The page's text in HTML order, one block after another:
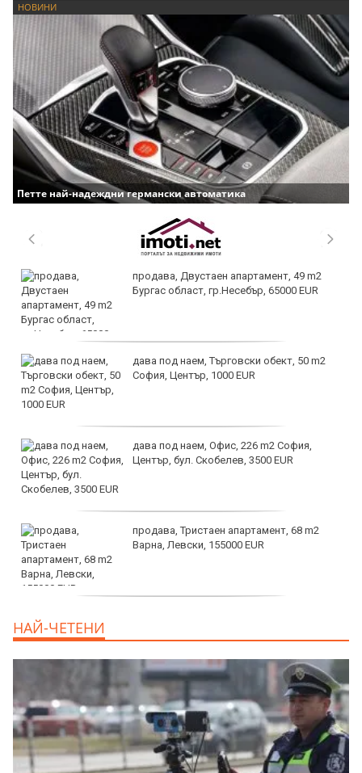
НОВИНИ
Петте най-надеждни германски автоматика
продава, Двустаен апартамент, 49 m2
Бургас област, гр.Несебър, 65000 EUR
дава под наем, Търговски обект, 50 m2
София, Център, 1000 EUR
дава под наем, Офис, 226 m2 София,
Център, бул. Скобелев, 3500 EUR
продава, Тристаен апартамент, 68 m2
Варна, Левски, 155000 EUR
НАЙ-ЧЕТЕНИ